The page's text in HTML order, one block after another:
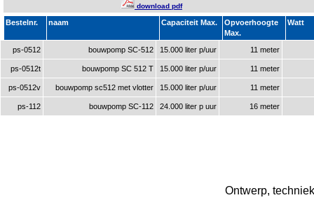
download pdf
Bestelnr. naam Capaciteit Max.
Opvoerhoogte
Max.
Watt
ps-0512 bouwpomp SC-512 15.000 liter p/uur 11 meter
ps-0512t bouwpomp SC 512 T 15.000 liter p/uur 11 meter
ps-0512v bouwpomp sc512 met vlotter 15.000 liter p/uur 11 meter
ps-112 bouwpomp SC-112 24.000 liter p uur 16 meter
Ontwerp,